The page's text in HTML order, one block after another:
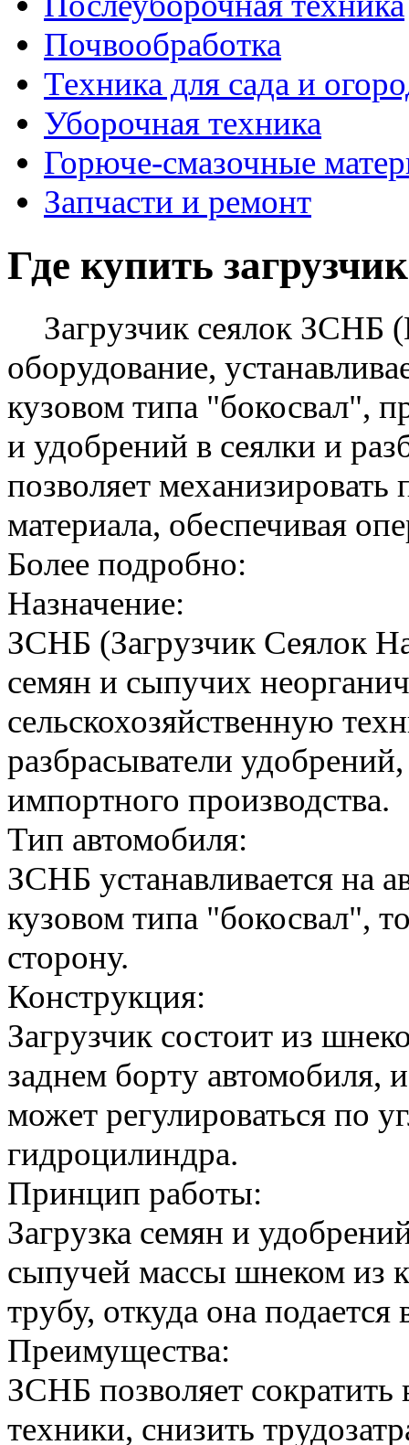
Почвообработка
Техника для сада и
Уборочная техника
Горюче-смазочные
Запчасти и ремонт
Где купить
Загрузчик сеялок ЗСНБ
оборудование,
кузовом типа "бокосвал",
и удобрений в сеялки и
позволяет механизировать
материала, обеспечивая
Более подробно:
Назначение:
ЗСНБ (Загрузчик Сеялок
семян и сыпучих
сельскохозяйственную
разбрасыватели
импортного производства.
Тип автомобиля:
ЗСНБ устанавливается
кузовом типа "бокосвал",
сторону.
Конструкция:
Загрузчик состоит из
заднем борту автомобиля,
может регулироваться по
гидроцилиндра.
Принцип работы:
Загрузка семян и
сыпучей массы шнеком из
трубу, откуда она подается
Преимущества:
ЗСНБ позволяет сократить
техники, снизить